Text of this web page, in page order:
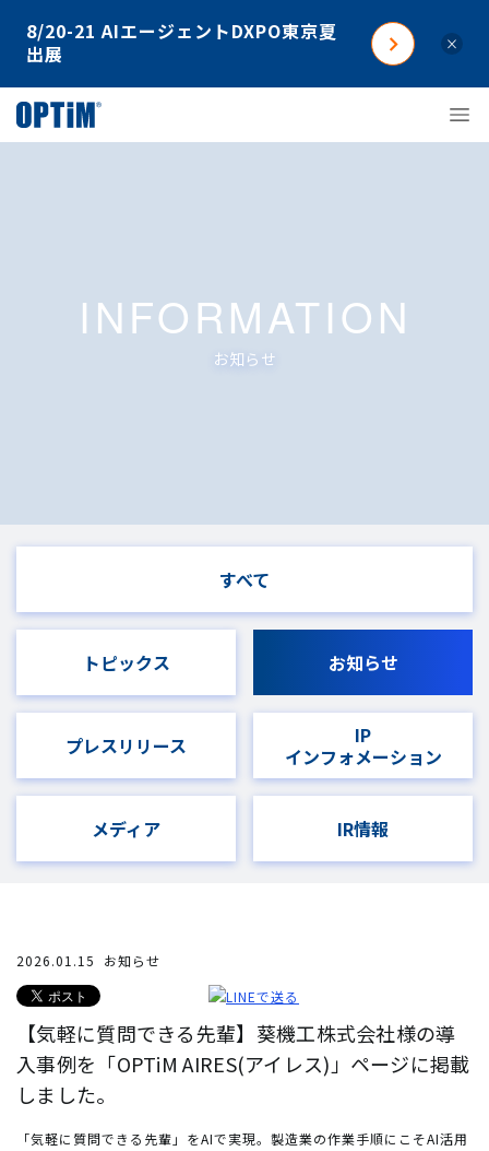
8/20-21 AIエージェントDXPO東京夏
出展
×
INFORMATION
お知らせ
すべて
トピックス お知らせ
プレスリリース
IP
インフォメーション
メディア IR情報
2026.01.15 お知らせ
【気軽に質問できる先輩】葵機工株式会社様の導
入事例を「OPTiM AIRES(アイレス)」ページに掲載
しました。
「気軽に質問できる先輩」をAIで実現。製造業の作業手順にこそAI活用